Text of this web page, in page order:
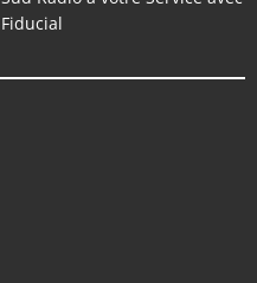
Fiducial